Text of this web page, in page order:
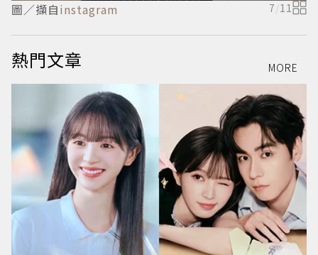
圖／擷自instagram 7/11
熱門文章 MORE